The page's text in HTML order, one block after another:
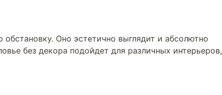
Оно эстетично выглядит и абсолютно
без декора подойдет для различных интерьеров,